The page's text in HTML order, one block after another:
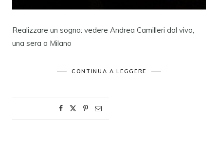
Realizzare un sogno: vedere Andrea Camilleri dal vivo,
una sera a Milano
CONTINUA A LEGGERE